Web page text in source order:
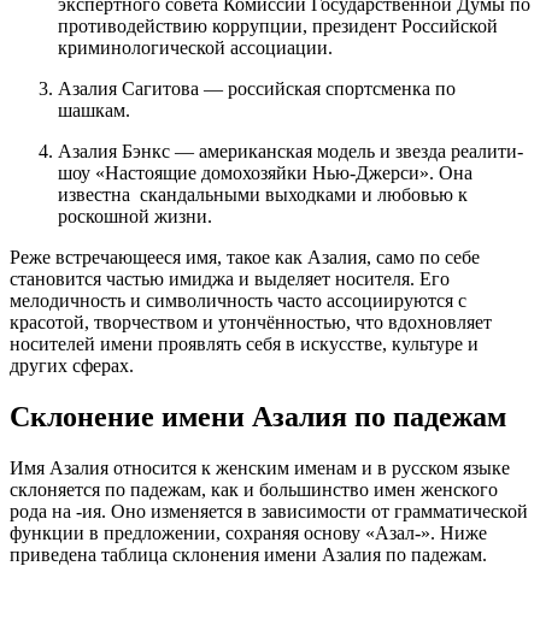
экспертного совета Комиссии Государственной Думы по
противодействию коррупции, президент Российской
криминологической ассоциации.
Азалия Сагитова — российская спортсменка по
шашкам.
Азалия Бэнкс — американская модель и звезда реалити-
шоу «Настоящие домохозяйки Нью-Джерси». Она
известна скандальными выходками и любовью к
роскошной жизни.
Реже встречающееся имя, такое как Азалия, само по себе
становится частью имиджа и выделяет носителя. Его
мелодичность и символичность часто ассоциируются с
красотой, творчеством и утончённостью, что вдохновляет
носителей имени проявлять себя в искусстве, культуре и
других сферах.
Склонение имени Азалия по падежам
Имя Азалия относится к женским именам и в русском языке
склоняется по падежам, как и большинство имен женского
рода на -ия. Оно изменяется в зависимости от грамматической
функции в предложении, сохраняя основу «Азал-». Ниже
приведена таблица склонения имени Азалия по падежам.